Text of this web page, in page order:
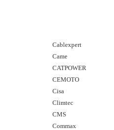
Cablexpert
Came
CATPOWER
CEMOTO
Cisa
Climtec
CMS
Commax